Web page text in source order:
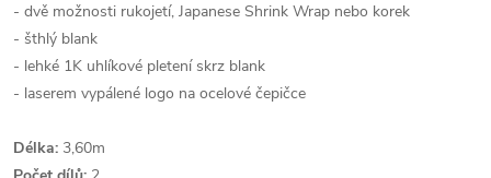
- dvě možnosti rukojetí, Japanese Shrink Wrap nebo korek
- šthlý blank
- lehké 1K uhlíkové pletení skrz blank
- laserem vypálené logo na ocelové čepičce
Délka: 3,60m